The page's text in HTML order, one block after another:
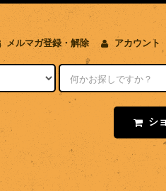
メルマガ登録・解除 アカウント
シ